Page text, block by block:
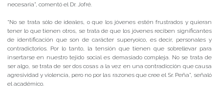
necesaria”, comentó el Dr. Jofré.
“No se trata sólo de ideales, o que los jóvenes estén frustrados y quieran
tener lo que tienen otros, se trata de que los jóvenes reciben significantes
de identificación que son de carácter superyoico, es decir, personales y
contradictorios. Por lo tanto, la tensión que tienen que sobrellevar para
insertarse en nuestro tejido social es demasiado compleja. No se trata de
ser algo, se trata de ser dos cosas a la vez en una contradicción que causa
agresividad y violencia, pero no por las razones que cree el Sr. Peña”, señaló
el académico.